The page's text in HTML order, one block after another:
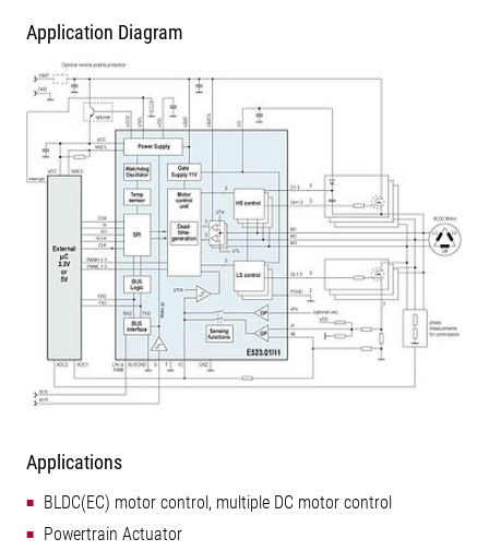
Application Diagram
Applications
BLDC(EC) motor control, multiple DC motor control
Powertrain Actuator